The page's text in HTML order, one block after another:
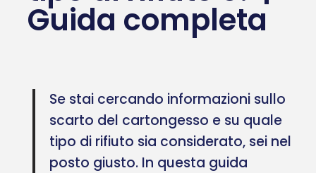
Guida completa
Se stai cercando informazioni sullo
scarto del cartongesso e su quale
tipo di rifiuto sia considerato, sei nel
posto giusto. In questa guida